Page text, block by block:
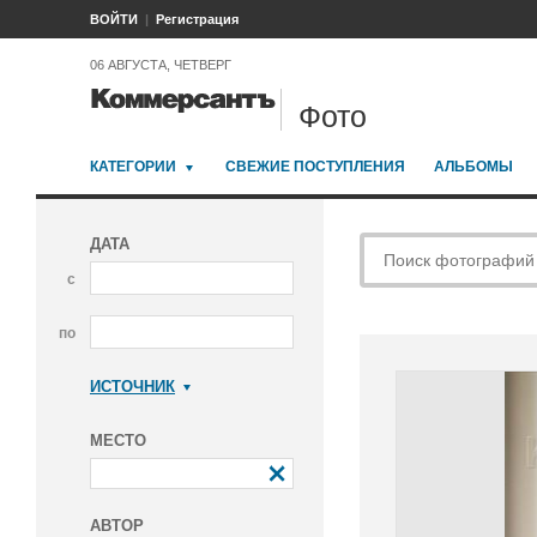
ВОЙТИ Регистрация
06 АВГУСТА, ЧЕТВЕРГ
Фото
КАТЕГОРИИ СВЕЖИЕ ПОСТУПЛЕНИЯ АЛЬБОМЫ
ДАТА
с
по
ИСТОЧНИК
МЕСТО
АВТОР